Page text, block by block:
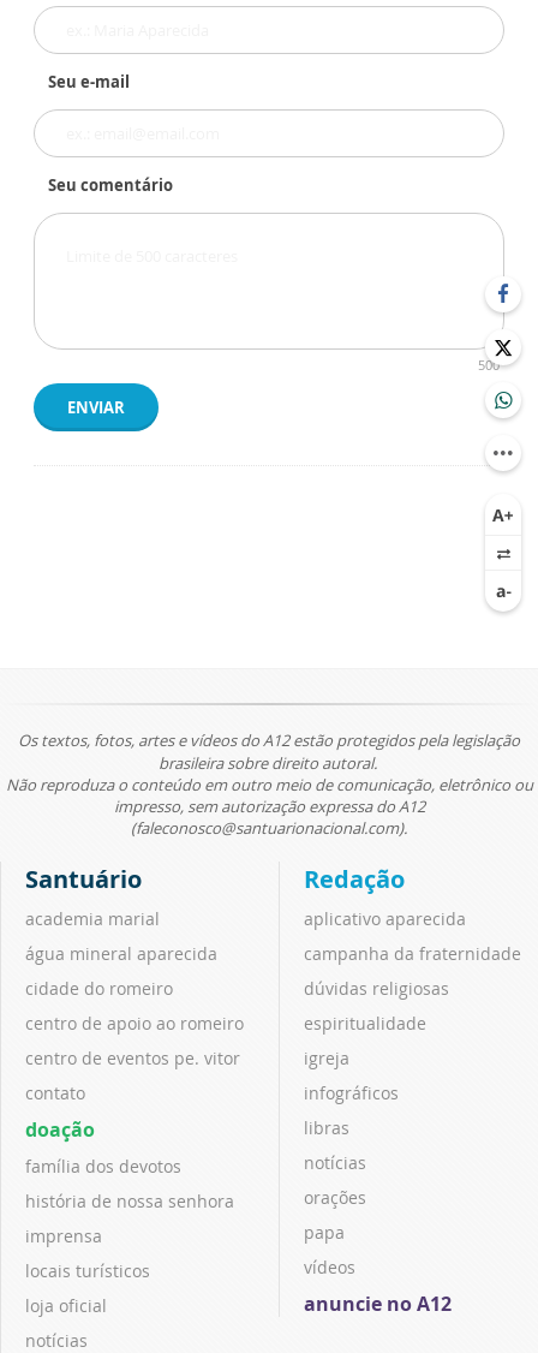
Seu e-mail
Seu comentário
500
ENVIAR
Os textos, fotos, artes e vídeos do A12 estão protegidos pela legislação
brasileira sobre direito autoral.
Não reproduza o conteúdo em outro meio de comunicação, eletrônico ou
impresso, sem autorização expressa do A12
(faleconosco@santuarionacional.com).
Santuário
academia marial
água mineral aparecida
cidade do romeiro
centro de apoio ao romeiro
centro de eventos pe. vitor
contato
doação
família dos devotos
história de nossa senhora
imprensa
locais turísticos
loja oficial
notícias
Redação
aplicativo aparecida
campanha da fraternidade
dúvidas religiosas
espiritualidade
igreja
infográficos
libras
notícias
orações
papa
vídeos
anuncie no A12